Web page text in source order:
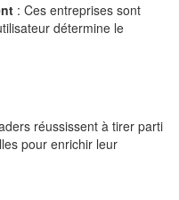
: Ces entreprises sont
détermine le
réussissent à tirer parti
pour enrichir leur